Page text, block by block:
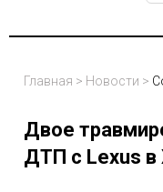
Главная > Новости >
Двое
ДТП с Lexus в